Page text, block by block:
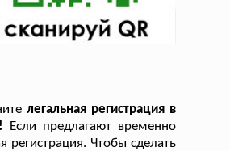
легальная регистрация в
Если предлагают временно
Чтобы сделать